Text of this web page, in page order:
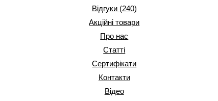
Відгуки (240)
Акційні товари
Про нас
Статті
Сертифікати
Контакти
Відео